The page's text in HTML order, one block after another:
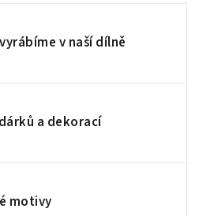
v naší dílně
a dekorací
motivy